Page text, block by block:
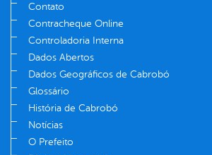
Contato
Contracheque Online
Controladoria Interna
Dados Abertos
Dados Geográficos de Cabrobó
Glossário
História de Cabrobó
Notícias
O Prefeito